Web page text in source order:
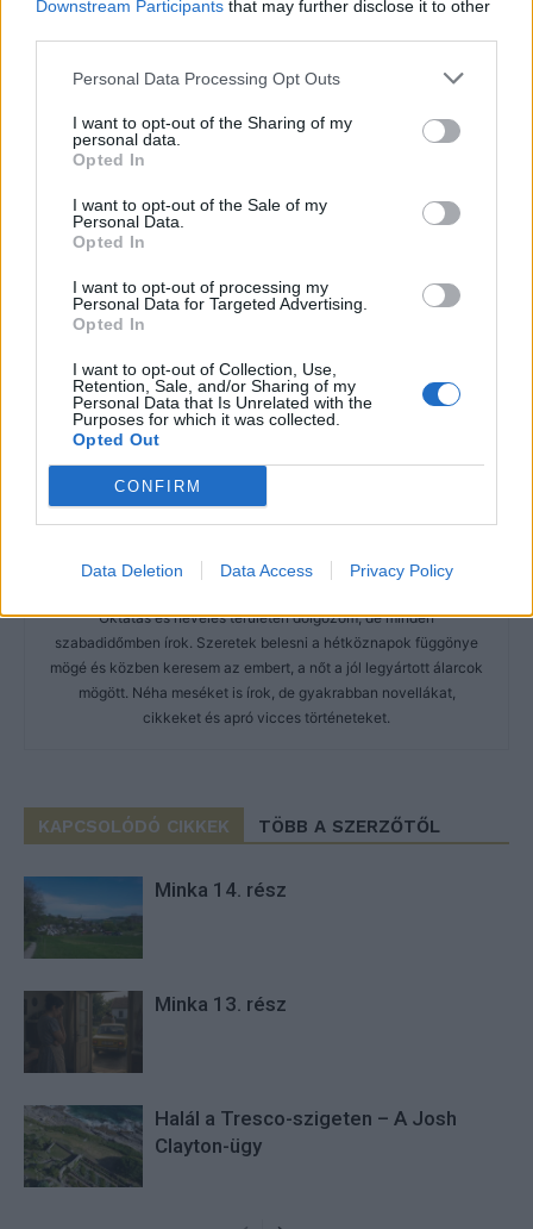
Downstream Participants that may further disclose it to other
Personal Data Processing Opt Outs
I want to opt-out of the Sharing of my
personal data.
Opted In
I want to opt-out of the Sale of my
Personal Data.
Opted In
I want to opt-out of processing my
Personal Data for Targeted Advertising.
Opted In
I want to opt-out of Collection, Use,
Retention, Sale, and/or Sharing of my
Personal Data that Is Unrelated with the
Purposes for which it was collected.
Opted Out
CONFIRM
Data Deletion Data Access Privacy Policy
Kép forrása: Pinterest
Imre Hilda
Oktatás és nevelés területén dolgozom, de minden
szabadidőmben írok. Szeretek belesni a hétköznapok függönye
mögé és közben keresem az embert, a nőt a jól legyártott álarcok
mögött. Néha meséket is írok, de gyakrabban novellákat,
cikkeket és apró vicces történeteket.
KAPCSOLÓDÓ CIKKEK TÖBB A SZERZŐTŐL
Minka 14. rész
Minka 13. rész
Halál a Tresco-szigeten – A Josh
Clayton-ügy